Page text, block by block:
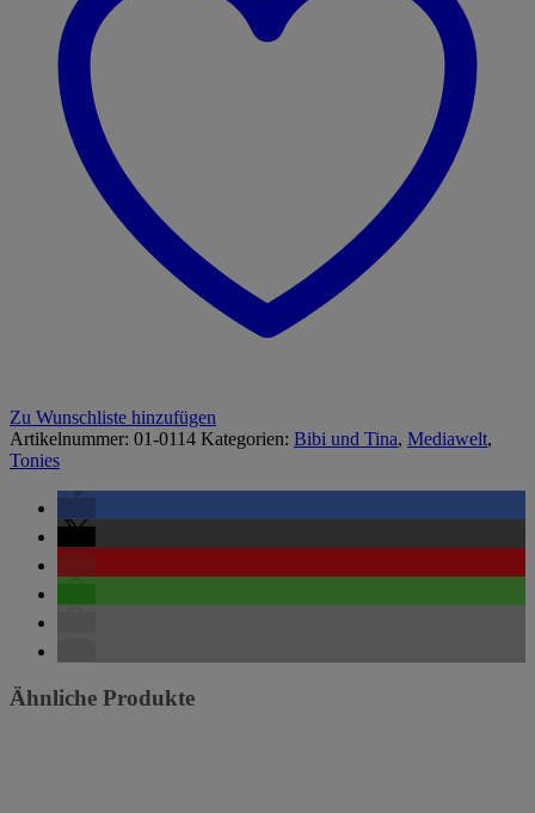
Zu Wunschliste hinzufügen
Artikelnummer: 01-0114 Kategorien: Bibi und Tina, Mediawelt,
Tonies
Ähnliche Produkte